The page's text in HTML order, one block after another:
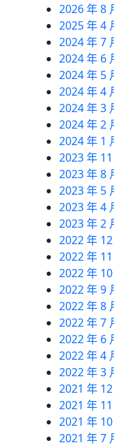
2026 年 8
2025 年 4
2024 年 7
2024 年 6
2024 年 5
2024 年 4
2024 年 3
2024 年 2
2024 年 1
2023 年
2023 年 8
2023 年 5
2023 年 4
2023 年 2
2022 年
2022 年
2022 年
2022 年 9
2022 年 8
2022 年 7
2022 年 6
2022 年 4
2022 年 3
2021 年
2021 年
2021 年
2021 年 7